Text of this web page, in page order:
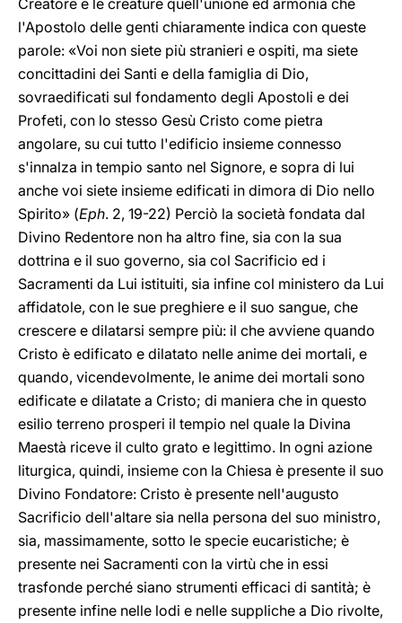
Creatore e le creature quell'unione ed armonia che
l'Apostolo delle genti chiaramente indica con queste
parole: «Voi non siete più stranieri e ospiti, ma siete
concittadini dei Santi e della famiglia di Dio,
sovraedificati sul fondamento degli Apostoli e dei
Profeti, con lo stesso Gesù Cristo come pietra
angolare, su cui tutto l'edificio insieme connesso
s'innalza in tempio santo nel Signore, e sopra di lui
anche voi siete insieme edificati in dimora di Dio nello
Spirito» (Eph. 2, 19-22) Perciò la società fondata dal
Divino Redentore non ha altro fine, sia con la sua
dottrina e il suo governo, sia col Sacrificio ed i
Sacramenti da Lui istituiti, sia infine col ministero da Lui
affidatole, con le sue preghiere e il suo sangue, che
crescere e dilatarsi sempre più: il che avviene quando
Cristo è edificato e dilatato nelle anime dei mortali, e
quando, vicendevolmente, le anime dei mortali sono
edificate e dilatate a Cristo; di maniera che in questo
esilio terreno prosperi il tempio nel quale la Divina
Maestà riceve il culto grato e legittimo. In ogni azione
liturgica, quindi, insieme con la Chiesa è presente il suo
Divino Fondatore: Cristo è presente nell'augusto
Sacrificio dell'altare sia nella persona del suo ministro,
sia, massimamente, sotto le specie eucaristiche; è
presente nei Sacramenti con la virtù che in essi
trasfonde perché siano strumenti efficaci di santità; è
presente infine nelle lodi e nelle suppliche a Dio rivolte,